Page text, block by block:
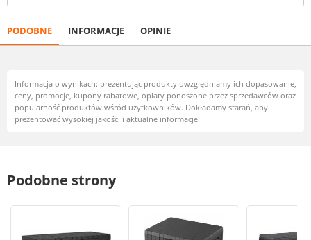
PODOBNE INFORMACJE OPINIE
Informacja o wynikach: prezentując produkty uwzględniamy ich dopasowanie,
ceny, promocje, kupony rabatowe, opłaty ponoszone przez sprzedawców oraz
popularność produktów wśród użytkowników. Dokładamy starań, aby
prezentować wysokiej jakości i aktualne informacje.
Podobne strony